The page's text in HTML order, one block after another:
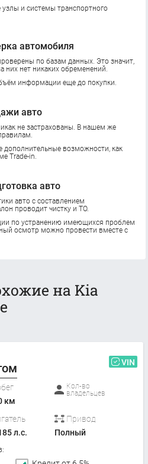
и системы транспортного
автомобиля
по базам данных. Это значит,
них нет никаких обременений.
информации еще до покупки.
авто
не застрахованы. В нашем же
дополнительные возможности, как
Trade-in.
авто
авто с составлением
проводит чистку и ТО.
по устранению имеющихся проблем
осмотр можно провести вместе с
на Kia
VIN
км
Кол-во
владельцев
л.с.
Привод
Полный